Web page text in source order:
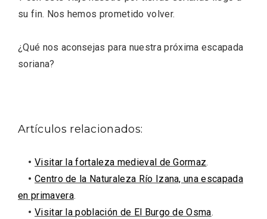
su fin. Nos hemos prometido volver.
¿Qué nos aconsejas para nuestra próxima escapada
soriana?
Artículos relacionados:
• Visitar la fortaleza medieval de Gormaz.
• Centro de la Naturaleza Río Izana, una escapada
en primavera.
• Visitar la población de El Burgo de Osma.
Paseo nocturno por Valladolid